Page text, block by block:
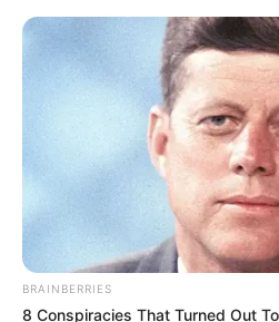
Meet The 6 Legendary Child
Real Life Criminals
BRAINBERRIES
BRAINBERRIES
8 Conspiracies That Turned Out